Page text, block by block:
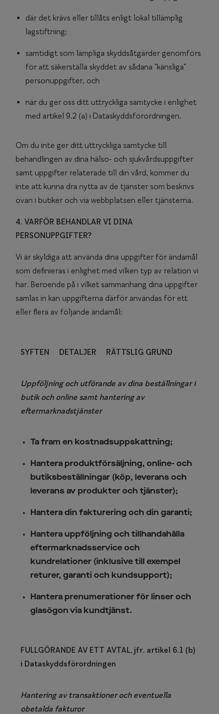
där det krävs eller tillåts enligt lokal tillämplig
lagstiftning;
samtidigt som lämpliga skyddsåtgärder genomförs
för att säkerställa skyddet av sådana "känsliga"
personuppgifter, och
när du ger oss ditt uttryckliga samtycke i enlighet
med artikel 9.2 (a) i Dataskyddsförordningen.
Om du inte ger ditt uttryckliga samtycke till
behandlingen av dina hälso- och sjukvårdsuppgifter
samt uppgifter relaterade till din vård, kommer du
inte att kunna dra nytta av de tjänster som beskrivs
ovan i butiker och via webbplatsen eller tjänsterna.
4. VARFÖR BEHANDLAR VI DINA
PERSONUPPGIFTER?
Vi är skyldiga att använda dina uppgifter för ändamål
som definieras i enlighet med vilken typ av relation vi
har. Beroende på i vilket sammanhang dina uppgifter
samlas in kan uppgifterna därför användas för ett
eller flera av följande ändamål:
SYFTEN DETALJER RÄTTSLIG GRUND
Uppföljning och utförande av dina beställningar i
butik och online samt hantering av
eftermarknadstjänster
Ta fram en kostnadsuppskattning;
Hantera produktförsäljning, online- och
butiksbeställningar (köp, leverans och
leverans av produkter och tjänster);
Hantera din fakturering och din garanti;
Hantera uppföljning och tillhandahålla
eftermarknadsservice och
kundrelationer (inklusive till exempel
returer, garanti och kundsupport);
Hantera prenumerationer för linser och
glasögon via kundtjänst.
FULLGÖRANDE AV ETT AVTAL, jfr. artikel 6.1 (b)
i Dataskyddsförordningen
Hantering av transaktioner och eventuella
obetalda fakturor